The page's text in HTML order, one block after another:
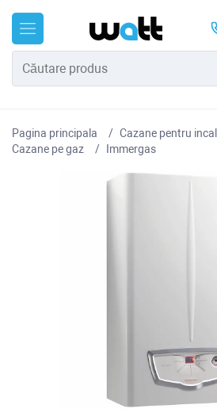
Pagina principala
Cazane pentru
Cazane pe gaz
Immergas